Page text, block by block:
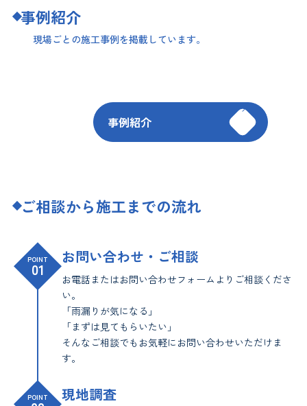
事例紹介
現場ごとの施工事例を掲載しています。
事例紹介
ご相談から施工までの流れ
POINT
01
お問い合わせ・ご相談
お電話またはお問い合わせフォームよりご相談くださ
い。
「雨漏りが気になる」
「まずは見てもらいたい」
そんなご相談でもお気軽にお問い合わせいただけま
す。
POINT 現地調査